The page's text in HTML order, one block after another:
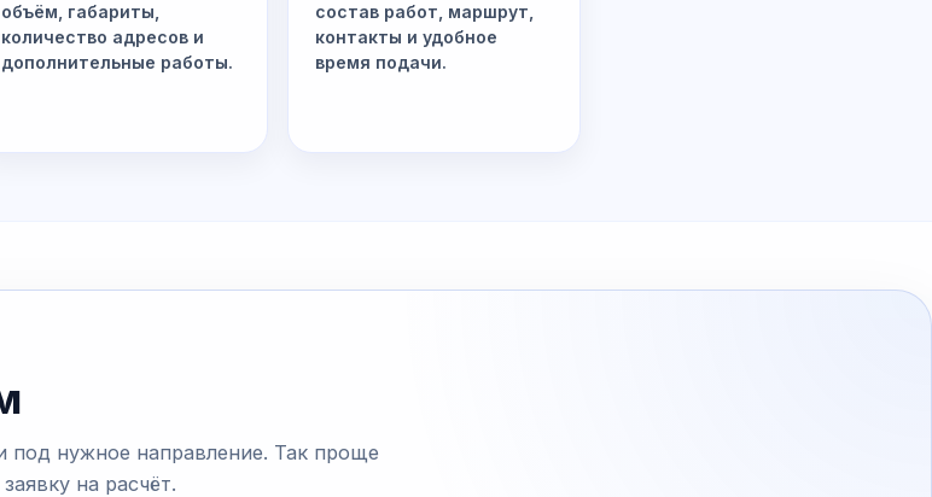
объём, габариты,
количество адресов и
дополнительные работы.
состав работ, маршрут,
контакты и удобное
время подачи.
под нужное направление. Так проще
на расчёт.